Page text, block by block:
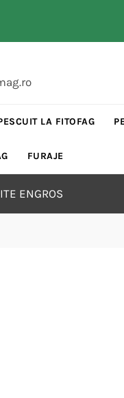
LA FITOFAG
FURAJE
ENGROS